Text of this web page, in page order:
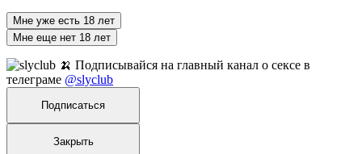
Мне уже есть 18 лет
Мне еще нет 18 лет
🍌 Подписывайся на главный канал о сексе в
телеграме @slyclub
Подписаться
Закрыть